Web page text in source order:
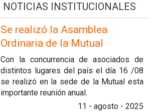
NOTICIAS INSTITUCIONALES
Se realizó la Asamblea
Ordinaria de la Mutual
Con la concurrencia de asociados de
distintos lugares del país el día 16 /08
se realizó en la sede de la Mutual esta
importante reunión anual.
11 - agosto - 2025